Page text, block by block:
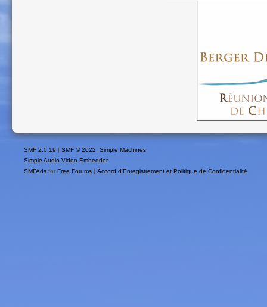
SMF 2.0.19 | SMF © 2022, Simple Machines
Simple Audio Video Embedder
SMFAds for Free Forums | Accord d'Enregistrement et Politique de Confidentialité